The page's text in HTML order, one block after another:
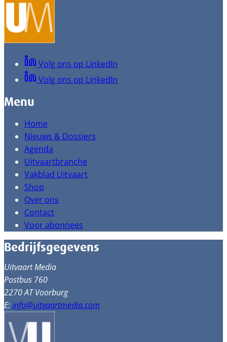
Volg ons op LinkedIn
Volg ons op LinkedIn
Menu
Home
Nieuws & Dossiers
Agenda
Uitvaartbranche
Vakblad Uitvaart
Shop
Over ons
Contact
Voor abonnees
Bedrijfsgegevens
Uitvaart Media
Postbus 760
2270 AT Voorburg
E:info@uitvaartmedia.com